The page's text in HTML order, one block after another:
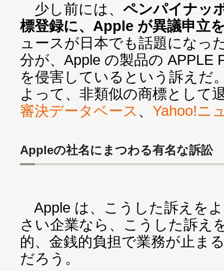
少し前には、 ペンパイナッ
標登録に、Apple が異議申立
ュースが日本でも話題になっ
分が、Apple の製品の APPLE
を侵害しているという訴えだ
よって、非類似の商標として
審決データベース 、 Yahoo!ニ
Appleの社名にまつわる有名な訴訟
Apple は、こうした訴えを
さい企業なら、こうした訴え
的、金銭的負担で業務が止ま
だろう。